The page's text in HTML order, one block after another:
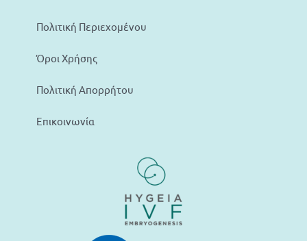
Πολιτική Περιεχομένου
Όροι Χρήσης
Πολιτική Απορρήτου
Επικοινωνία